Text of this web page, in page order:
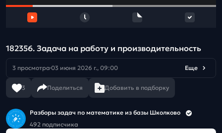
и
182356. Задача на работу и производительность
3 просмотра 03 июня 2026 г., 09:00 Еще
3 Поделиться Добавить в подборку
Разборы задач по математике из базы Школково
492 подписчика